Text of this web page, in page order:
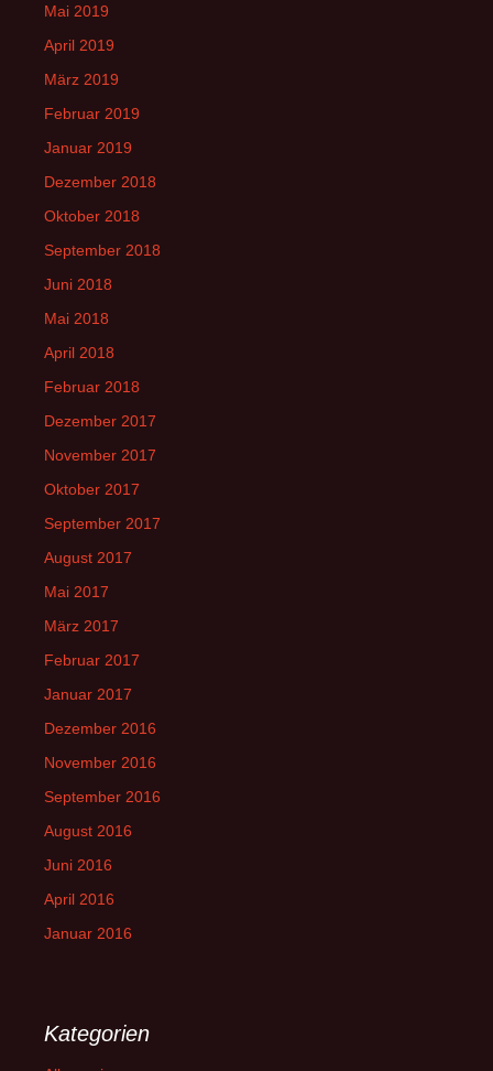
Mai 2019
April 2019
März 2019
Februar 2019
Januar 2019
Dezember 2018
Oktober 2018
September 2018
Juni 2018
Mai 2018
April 2018
Februar 2018
Dezember 2017
November 2017
Oktober 2017
September 2017
August 2017
Mai 2017
März 2017
Februar 2017
Januar 2017
Dezember 2016
November 2016
September 2016
August 2016
Juni 2016
April 2016
Januar 2016
Kategorien